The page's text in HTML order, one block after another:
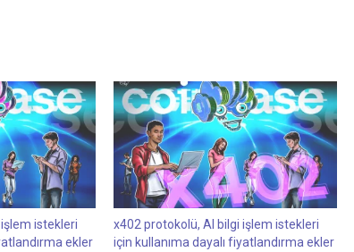
istekleri
ekler
x402 protokolü, AI bilgi işlem istekleri
için kullanıma dayalı fiyatlandırma ekler